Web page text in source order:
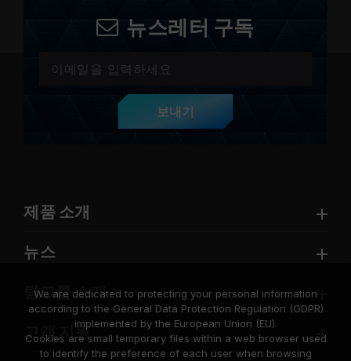
뉴스레터 구독
보내기
제품 소개
뉴스
팀그룹 소개
고객 지원
We are dedicated to protecting your personal information
according to the General Data Protection Regulation (GDPR)
implemented by the European Union (EU).
Cookies are small temporary files within a web browser used
to identify the preference of each user when browsing